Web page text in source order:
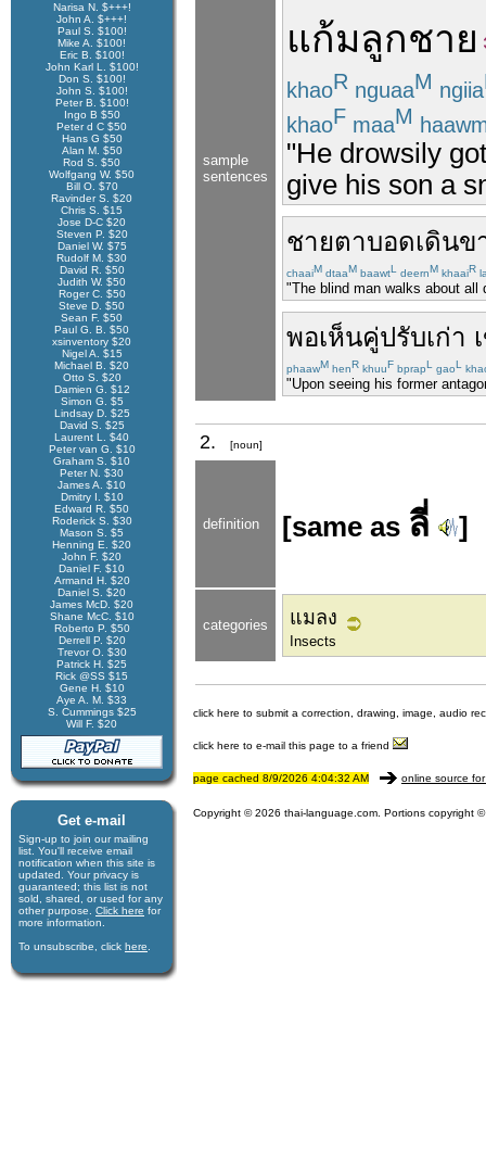
Narisa N. $+++!
John A. $+++!
Paul S. $100!
Mike A. $100!
Eric B. $100!
John Karl L. $100!
Don S. $100!
John S. $100!
Peter B. $100!
Ingo B $50
Peter d C $50
Hans G $50
Alan M. $50
Rod S. $50
Wolfgang W. $50
Bill O. $70
Ravinder S. $20
Chris S. $15
Jose D-C $20
Steven P. $20
Daniel W. $75
Rudolf M. $30
David R. $50
Judith W. $50
Roger C. $50
Steve D. $50
Sean F. $50
Paul G. B. $50
xsinventory $20
Nigel A. $15
Michael B. $20
Otto S. $20
Damien G. $12
Simon G. $5
Lindsay D. $25
David S. $25
Laurent L. $40
Peter van G. $10
Graham S. $10
Peter N. $30
James A. $10
Dmitry I. $10
Edward R. $50
Roderick S. $30
Mason S. $5
Henning E. $20
John F. $20
Daniel F. $10
Armand H. $20
Daniel S. $20
James McD. $20
Shane McC. $10
Roberto P. $50
Derrell P. $20
Trevor O. $30
Patrick H. $25
Rick @SS $15
Gene H. $10
Aye A. M. $33
S. Cummings $25
Will F. $20
Get e-mail
Sign-up to join our mail­ing
list. You'll receive e­mail
notification when this site is
updated. Your privacy is
guaran­teed; this list is not
sold, shared, or used for any
other purpose. Click here for
more infor­mation.
To unsubscribe, click here
sample
sentences
แก้มลูกชาย
khaoR nguaaM ngiia
khaoF maaM
"He drowsily
give his son a
ชายตาบอดเดินข
chaaiM dtaaM baawtL deernM khaaiR
"The blind man walks about
พอเห็นคู่ปรับเก่า
phaawM henR khuuF bprapL gaoL
"Upon seeing his former
2. [noun]
definition [same as ลี่ ]
categories แมลง
Insects
click here to submit a correction, drawing, image, audio
click here to e-mail this page to a friend
page cached 8/9/2026 4:04:32 AM online source
Copyright © 2026 thai-language.com. Portions copyright